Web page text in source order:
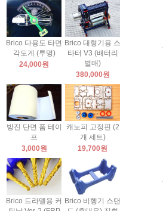
Brico 다용도 타면
각도계 (투명)
24,000원
Brico 대형기용 스
타터 V3 (배터리
별매)
380,000원
방진 단면 폼 테이
프
3,000원
캐노피 고정핀 (2
개 세트)
19,700원
Brico 드라멜용 커
Brico 비행기 스탠